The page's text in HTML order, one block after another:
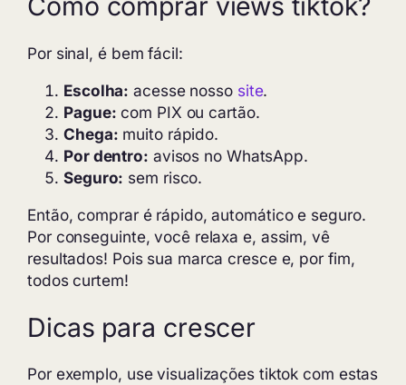
Por sinal, é bem fácil:
Escolha: acesse nosso site.
Pague: com PIX ou cartão.
Chega: muito rápido.
Por dentro: avisos no WhatsApp.
Seguro: sem risco.
Então, comprar é rápido, automático e seguro.
Por conseguinte, você relaxa e, assim, vê
resultados! Pois sua marca cresce e, por fim,
todos curtem!
Dicas para crescer
Por exemplo, use visualizações tiktok com estas